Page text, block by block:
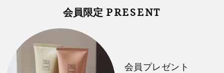
会員限定 PRESENT
会員プレゼント